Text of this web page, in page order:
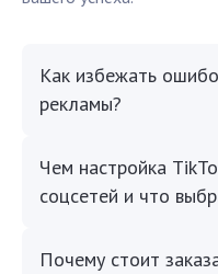
Как избежать
рекламы?
Чем настройка
соцсетей и что
Почему стоит